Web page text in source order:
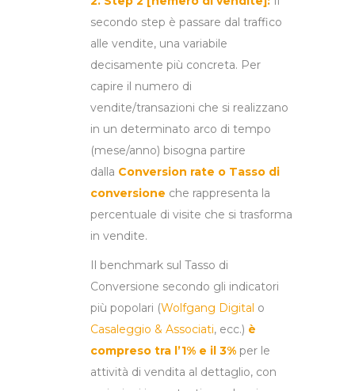
secondo step è passare dal traffico
alle vendite, una variabile
decisamente più concreta. Per
capire il numero di
vendite/transazioni che si realizzano
in un determinato arco di tempo
(mese/anno) bisogna partire
dalla Conversion rate o Tasso di
conversione che rappresenta la
percentuale di visite che si trasforma
in vendite.
Il benchmark sul Tasso di
Conversione secondo gli indicatori
più popolari (Wolfgang Digital o
Casaleggio & Associati, ecc.) è
compreso tra l’1% e il 3% per le
attività di vendita al dettaglio, con